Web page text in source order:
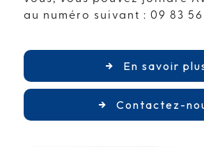
au numéro suivant : 09 83 56
En savoir
Contactez-